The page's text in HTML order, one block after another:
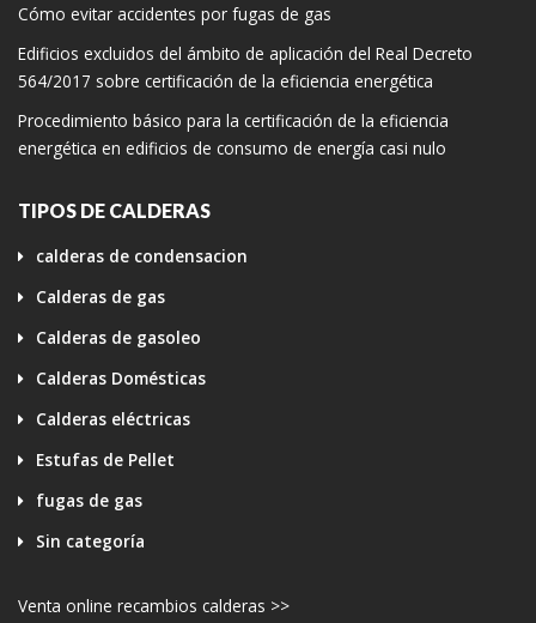
Cómo evitar accidentes por fugas de gas
Edificios excluidos del ámbito de aplicación del Real Decreto
564/2017 sobre certificación de la eficiencia energética
Procedimiento básico para la certificación de la eficiencia
energética en edificios de consumo de energía casi nulo
TIPOS DE CALDERAS
calderas de condensacion
Calderas de gas
Calderas de gasoleo
Calderas Domésticas
Calderas eléctricas
Estufas de Pellet
fugas de gas
Sin categoría
Venta online recambios calderas >>